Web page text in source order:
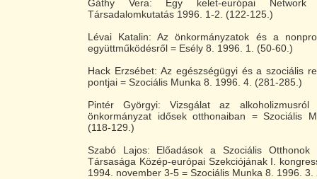
Gáthy Vera: Egy kelet-európai
Társadalomkutatás 1996. 1-2. (122-125.)
Lévai Katalin: Az önkormányzatok és a
együttműködésről = Esély 8. 1996. 1. (50-60.)
Hack Erzsébet: Az egészségügyi és a szociális
pontjai = Szociális Munka 8. 1996. 4. (281-285.)
Pintér Györgyi: Vizsgálat az
önkormányzat idősek otthonaiban = Szociális
(118-129.)
Szabó Lajos: Előadások a Szociális Otthonok
Társasága Közép-európai Szekciójának I.
1994. november 3-5 = Szociális Munka 8. 1996. 3.